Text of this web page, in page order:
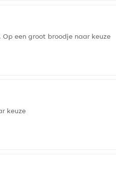
een groot broodje naar keuze
keuze